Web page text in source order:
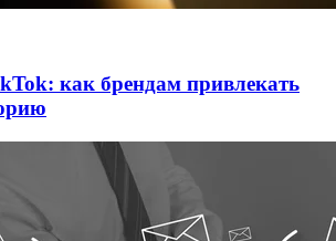
как брендам привлекать